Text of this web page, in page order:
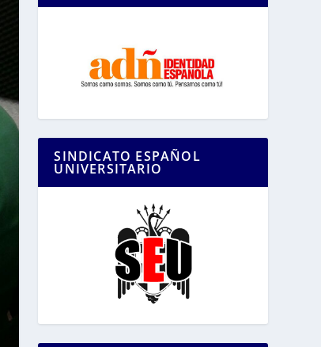
SINDICATO ESPAÑOL
UNIVERSITARIO